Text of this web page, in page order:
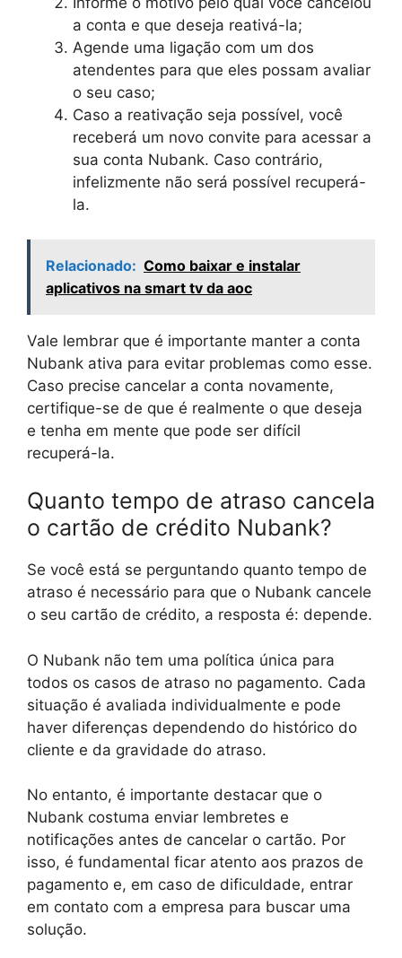
a conta e que deseja reativá-la;
Agende uma ligação com um dos
atendentes para que eles possam avaliar
o seu caso;
Caso a reativação seja possível, você
receberá um novo convite para acessar a
sua conta Nubank. Caso contrário,
infelizmente não será possível recuperá-
la.
Relacionado: Como baixar e instalar
aplicativos na smart tv da aoc
Vale lembrar que é importante manter a conta
Nubank ativa para evitar problemas como esse.
Caso precise cancelar a conta novamente,
certifique-se de que é realmente o que deseja
e tenha em mente que pode ser difícil
recuperá-la.
Quanto tempo de atraso cancela
o cartão de crédito Nubank?
Se você está se perguntando quanto tempo de
atraso é necessário para que o Nubank cancele
o seu cartão de crédito, a resposta é: depende.
O Nubank não tem uma política única para
todos os casos de atraso no pagamento. Cada
situação é avaliada individualmente e pode
haver diferenças dependendo do histórico do
cliente e da gravidade do atraso.
No entanto, é importante destacar que o
Nubank costuma enviar lembretes e
notificações antes de cancelar o cartão. Por
isso, é fundamental ficar atento aos prazos de
pagamento e, em caso de dificuldade, entrar
em contato com a empresa para buscar uma
solução.